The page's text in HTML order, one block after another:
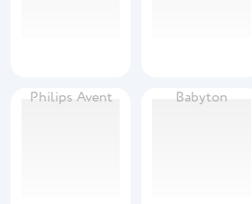
Philips Avent Babyton